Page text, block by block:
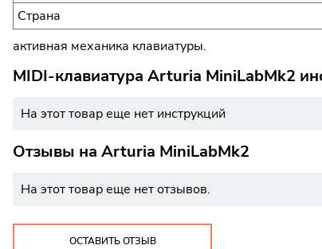
Страна
активная механика клавиатуры.
MIDI-клавиатура Arturia MiniLabMk2
На этот товар еще нет инструкций
Отзывы на Arturia MiniLabMk2
На этот товар еще нет отзывов.
ОСТАВИТЬ ОТЗЫВ